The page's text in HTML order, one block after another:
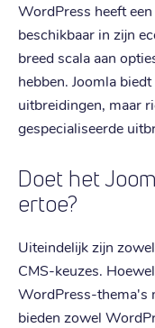
WordPress heeft
beschikbaar in zijn
breed scala aan
hebben. Joomla
uitbreidingen, maar
gespecialiseerde
Doet het
ertoe?
Uiteindelijk zijn
CMS-keuzes. Hoewel
WordPress-thema's
bieden zowel